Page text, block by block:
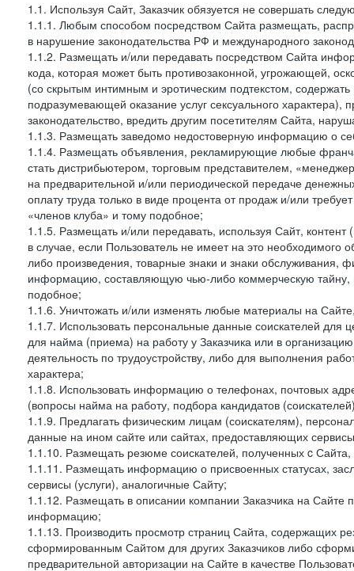
1.1. Используя Сайт, Заказчик обязуется не совершать
1.1.1. Любым способом посредством Сайта размещать,
в нарушение законодательства РФ и международного
1.1.2. Размещать и/или передавать посредством Сайта
кода, которая может быть противозаконной, угрожающей,
(со скрытым интимным и эротическим подтекстом,
подразумевающей оказание услуг сексуального
законодательство, вредить другим посетителям Сайта,
1.1.3. Размещать заведомо недостоверную информацию о
1.1.4. Размещать объявления, рекламирующие любые
стать дистрибьютером, торговым представителем,
на предварительной и/или периодической передаче
оплату труда только в виде процента от продаж и/или
«членов клуба» и тому подобное;
1.1.5. Размещать и/или передавать, используя Сайт,
в случае, если Пользователь не имеет на это
либо произведения, товарные знаки и знаки
информацию, составляющую чью-либо коммерческую тайну,
подобное;
1.1.6. Уничтожать и/или изменять любые материалы на
1.1.7. Использовать персональные данные соискателей для
для найма (приема) на работу у Заказчика или в
деятельность по трудоустройству, либо для выполнения
характера;
1.1.8. Использовать информацию о телефонах, почтовых
(вопросы найма на работу, подбора кандидатов
1.1.9. Предлагать физическим лицам (соискателям),
данные на ином сайте или сайтах, предоставляющих
1.1.10. Размещать резюме соискателей, полученных c
1.1.11. Размещать информацию о присвоенных статусах,
сервисы (услуги), аналогичные Сайту;
1.1.12. Размещать в описании компании Заказчика на Сайте
информацию;
1.1.13. Производить просмотр страниц Сайта, содержащих
сформированным Сайтом для других Заказчиков либо
предварительной авторизации на Сайте в качестве